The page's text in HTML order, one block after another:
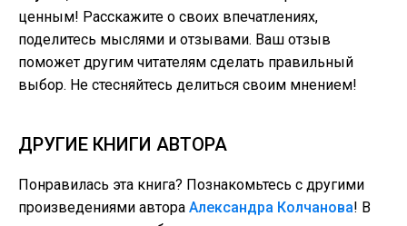
ценным! Расскажите о своих впечатлениях,
поделитесь мыслями и отзывами. Ваш отзыв
поможет другим читателям сделать правильный
выбор. Не стесняйтесь делиться своим мнением!
ДРУГИЕ КНИГИ АВТОРА
Понравилась эта книга? Познакомьтесь с другими
произведениями автора Александра Колчанова! В